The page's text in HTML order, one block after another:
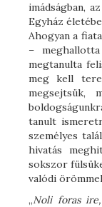
imádságban,
Egyház
Ahogyan a
–
megtanulta
meg kell
tanult
személyes
hivatás
sokszor
valódi
„Noli foras